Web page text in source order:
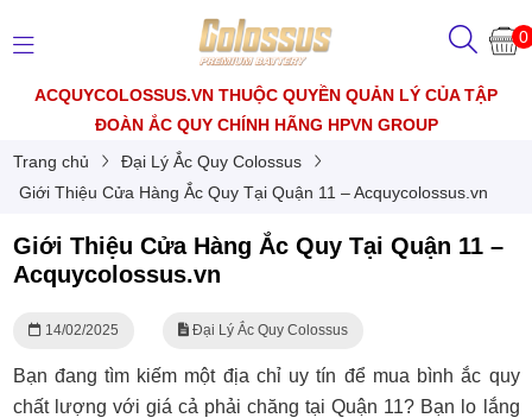
0
ACQUYCOLOSSUS.VN THUỘC QUYỀN QUẢN LÝ CỦA TẬP
ĐOÀN ẮC QUY CHÍNH HÃNG HPVN GROUP
Trang chủ
Đại Lý Ắc Quy Colossus
Giới Thiệu Cửa Hàng Ắc Quy Tại Quận 11 – Acquycolossus.vn
Giới Thiệu Cửa Hàng Ắc Quy Tại Quận 11 –
Acquycolossus.vn
14/02/2025 Đại Lý Ắc Quy Colossus
Bạn đang tìm kiếm một địa chỉ uy tín để mua bình ắc quy
chất lượng với giá cả phải chăng tại Quận 11? Bạn lo lắng